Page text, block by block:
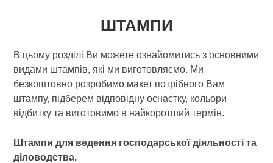
ШТАМПИ
В цьому розділі Ви можете ознайомитись з основними
видами штампів, які ми виготовляємо. Ми
безкоштовно розробимо макет потрібного Вам
штампу, підберем відповідну оснастку, кольори
відбитку та виготовимо в найкоротший термін.
Штампи для ведення господарської діяльності та
діловодства.